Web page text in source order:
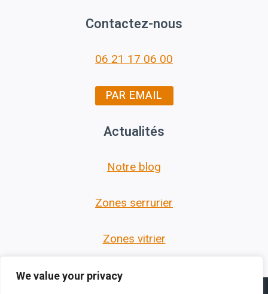
We value your privacy
Contactez-nous
06 21 17 06 00
PAR EMAIL
Actualités
Notre blog
Zones serrurier
Zones vitrier